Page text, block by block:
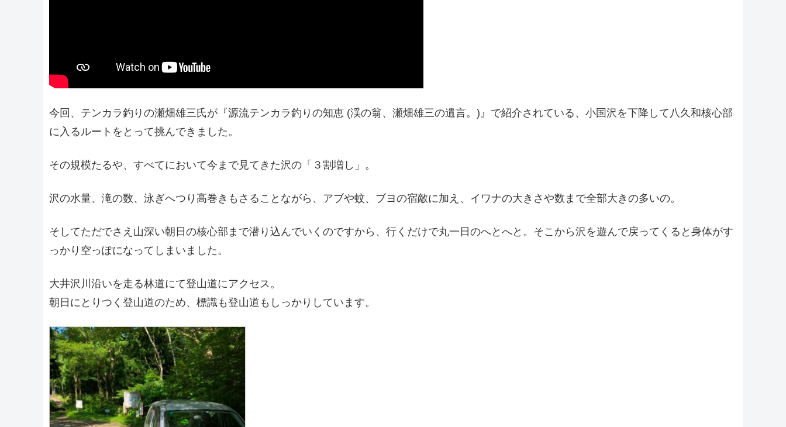
今回、テンカラ釣りの瀬畑雄三氏が『源流テンカラ釣りの知恵 (渓の翁、瀬畑雄三の遺言。)』で紹介されている、小国沢を下降して八久和核心部
に入るルートをとって挑んできました。
その規模たるや、すべてにおいて今まで見てきた沢の「３割増し」。
沢の水量、滝の数、泳ぎへつり高巻きもさることながら、アブや蚊、ブヨの宿敵に加え、イワナの大きさや数まで全部大きの多いの。
そしてただでさえ山深い朝日の核心部まで潜り込んでいくのですから、行くだけで丸一日のへとへと。そこから沢を遊んで戻ってくると身体がす
っかり空っぽになってしまいました。
大井沢川沿いを走る林道にて登山道にアクセス。
朝日にとりつく登山道のため、標識も登山道もしっかりしています。